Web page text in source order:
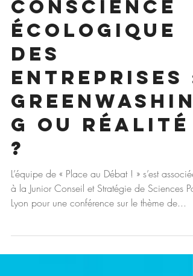
Jennifer
Moreau -
Conscience
écologique
des
entreprises :
greenwashin
g ou réalité
?
Lyon pour une conférence sur le thème de...